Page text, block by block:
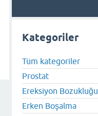
Kategoriler
Tüm kategoriler
Prostat
Ereksiyon Bozukluğu
Erken Boşalma